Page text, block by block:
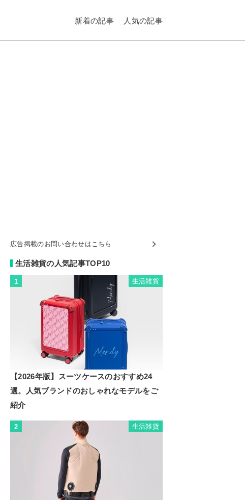
新着の記事 人気の記事
広告掲載のお問い合わせはこちら
生活雑貨の人気記事TOP10
1 生活雑貨
【2026年版】スーツケースのおすすめ24
選。人気ブランドのおしゃれなモデルをご
紹介
2 生活雑貨